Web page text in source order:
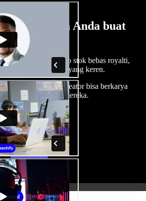
yang bisa Anda buat
Studio.
gambar, audio, video stok bebas royalti,
proyek audio-video yang keren.
dari browser—kreator bisa berkarya
ide kreatif mereka.